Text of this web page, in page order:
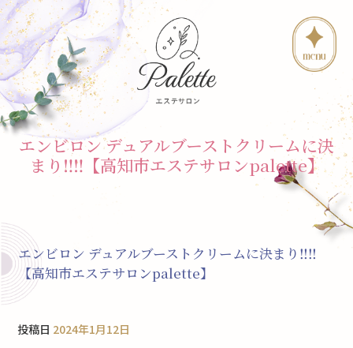
エンビロン デュアルブーストクリームに決
まり‼︎‼︎【高知市エステサロンpalette】
エンビロン デュアルブーストクリームに決まり‼︎‼︎
【高知市エステサロンpalette】
投稿日 2024年1月12日